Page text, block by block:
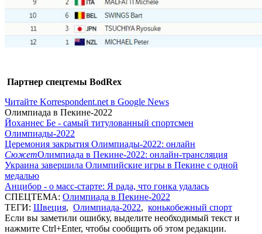
Партнер спецтемы BodRex
Читайте Korrespondent.net в Google News
Олимпиада в Пекине-2022
Йоханнес Бе - самый титулованный спортсмен
Олимпиады-2022
Церемония закрытия Олимпиады-2022: онлайн
СюжетОлимпиада в Пекине-2022: онлайн-трансляция
Украина завершила Олимпийские игры в Пекине с одной
медалью
Анцибор - о масс-старте: Я рада, что гонка удалась
СПЕЦТЕМА: Олимпиада в Пекине-2022
ТЕГИ: Швеция, Олимпиада-2022, конькобежный спорт
Если вы заметили ошибку, выделите необходимый текст и
нажмите Ctrl+Enter, чтобы сообщить об этом редакции.